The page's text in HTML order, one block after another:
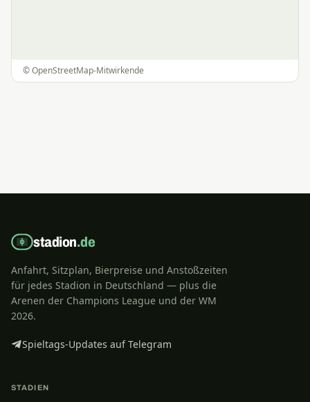
©OpenStreetMap-Mitwirkende
stadion.de
Anfahrt, Sitzplan, Bierpreise und Anstoßzeiten
für jedes Stadion in Deutschland — plus die
Arenen der Champions League und der WM
2026.
Spieltags-Updates auf Telegram
STADIEN